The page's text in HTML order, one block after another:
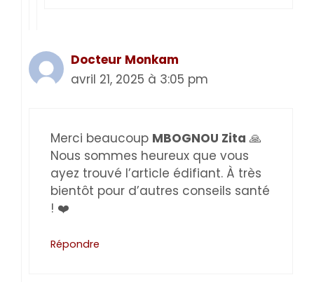
Docteur Monkam
avril 21, 2025 à 3:05 pm
Merci beaucoup MBOGNOU Zita 🙏
Nous sommes heureux que vous
ayez trouvé l’article édifiant. À très
bientôt pour d’autres conseils santé
! ❤️
Répondre